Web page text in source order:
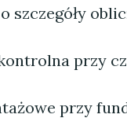
szczegóły
przy
przy